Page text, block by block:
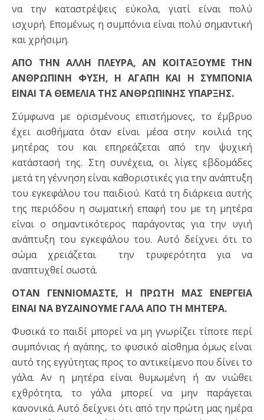
να την καταστρέψεις εύκολα, γιατί είναι πολύ
ισχυρή. Επομένως η συμπόνια είναι πολύ σημαντική
και χρήσιμη.
ΑΠΟ ΤΗΝ ΑΛΛΗ ΠΛΕΥΡΑ, ΑΝ ΚΟΙΤΑΞΟΥΜΕ ΤΗΝ
ΑΝΘΡΩΠΙΝΗ ΦΥΣΗ, Η ΑΓΑΠΗ ΚΑΙ Η ΣΥΜΠΟΝΙΑ
ΕΙΝΑΙ ΤΑ ΘΕΜΕΛΙΑ ΤΗΣ ΑΝΘΡΩΠΙΝΗΣ ΥΠΑΡΞΗΣ.
Σύμφωνα με ορισμένους επιστήμονες, το έμβρυο
έχει αισθήματα όταν είναι μέσα στην κοιλιά της
μητέρας του και επηρεάζεται από την ψυχική
κατάστασή της. Στη συνέχεια, οι λίγες εβδομάδες
μετά τη γέννηση είναι καθοριστικές για την ανάπτυξη
του εγκεφάλου του παιδιού. Κατά τη διάρκεια αυτής
της περιόδου η σωματική επαφή του με τη μητέρα
είναι ο σημαντικότερος παράγοντας για την υγιή
ανάπτυξη του εγκεφάλου του. Αυτό δείχνει ότι το
σώμα χρειάζεται την τρυφερότητα για να
αναπτυχθεί σωστά.
ΟΤΑΝ ΓΕΝΝΙΟΜΑΣΤΕ, Η ΠΡΩΤΗ ΜΑΣ ΕΝΕΡΓΕΙΑ
ΕΙΝΑΙ ΝΑ ΒΥΖΑΙΝΟΥΜΕ ΓΑΛΑ ΑΠΟ ΤΗ ΜΗΤΕΡΑ.
Φυσικά το παιδί μπορεί να μη γνωρίζει τίποτε περί
συμπόνιας ή αγάπης, το φυσικό αίσθημα όμως είναι
αυτό της εγγύτητας προς το αντικείμενο που δίνει το
γάλα. Αν η μητέρα είναι θυμωμένη ή αν νιώθει
εχθρότητα, το γάλα μπορεί να μην παράγεται
κανονικά. Αυτό δείχνει ότι από την πρώτη μας ημέρα